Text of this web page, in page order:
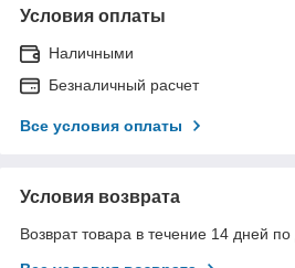
Условия оплаты
Наличными
Безналичный расчет
Все условия оплаты
Условия возврата
Возврат товара в течение 14 дней по